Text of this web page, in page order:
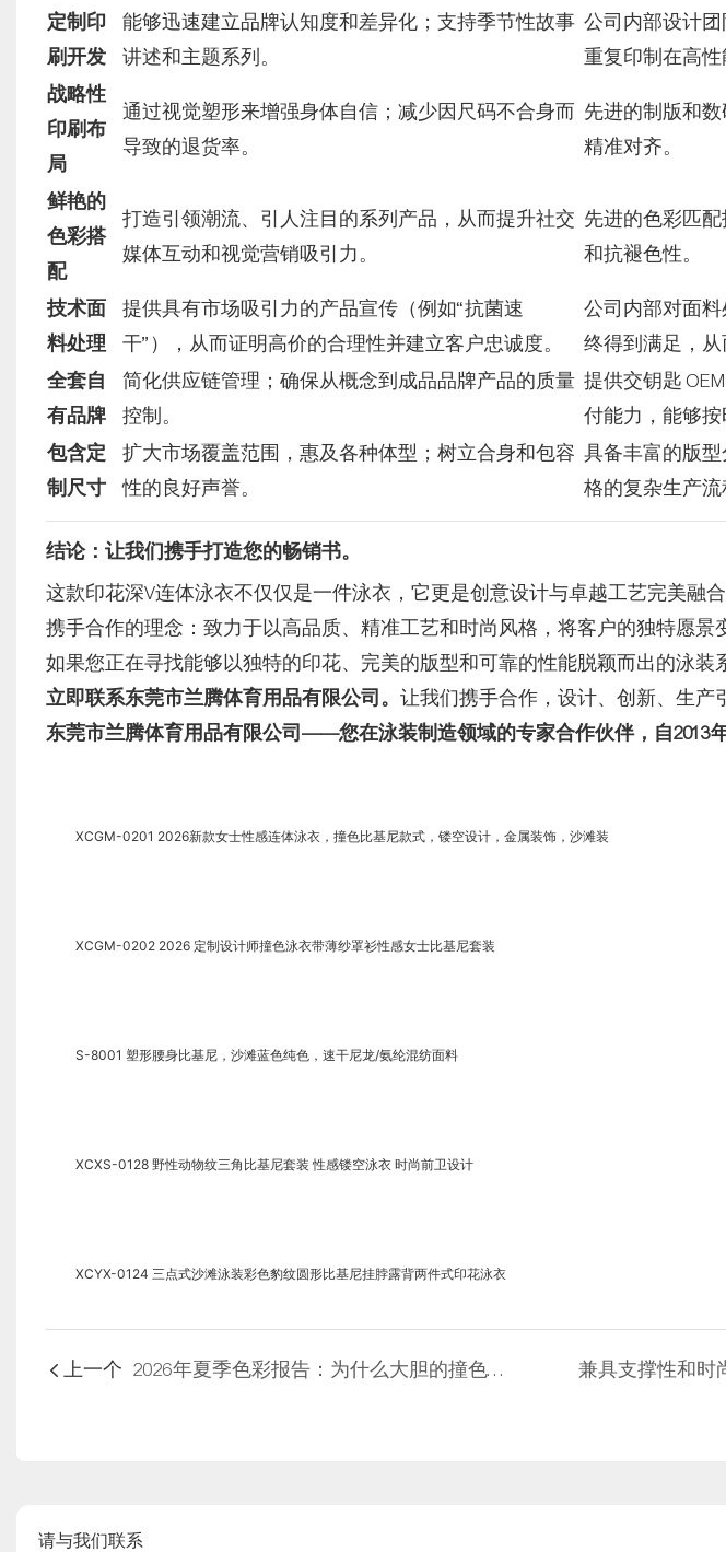
定制印
刷开发
能够迅速建立品牌认知度和差异化；支持季节性故事
讲述和主题系列。
公司内部设计
重复印制在高性
战略性
印刷布
局
通过视觉塑形来增强身体自信；减少因尺码不合身而
导致的退货率。
先进的制版和
精准对齐。
鲜艳的
色彩搭
配
打造引领潮流、引人注目的系列产品，从而提升社交
媒体互动和视觉营销吸引力。
先进的色彩匹
和抗褪色性。
技术面
料处理
提供具有市场吸引力的产品宣传（例如“抗菌速
干”），从而证明高价的合理性并建立客户忠诚度。
公司内部对面
终得到满足，从
全套自
有品牌
简化供应链管理；确保从概念到成品品牌产品的质量
控制。
提供交钥匙
付能力，能够按
包含定
制尺寸
扩大市场覆盖范围，惠及各种体型；树立合身和包容
性的良好声誉。
具备丰富的版
格的复杂生产流
结论：让我们携手打造您的畅销书。
这款印花深V连体泳衣不仅仅是一件泳衣，它更是创意设计与卓越工艺完美融
携手合作的理念：致力于以高品质、精准工艺和时尚风格，将客户的独特愿景
如果您正在寻找能够以独特的印花、完美的版型和可靠的性能脱颖而出的泳装
立即联系东莞市兰腾体育用品有限公司。 让我们携手合作，设计、创新、生产
东莞市兰腾体育用品有限公司——您在泳装制造领域的专家合作伙伴，自2013年
XCGM-0201 2026新款女士性感连体泳衣，撞色比基尼款式，镂空设计，金属装饰，沙滩装
XCGM-0202 2026 定制设计师撞色泳衣带薄纱罩衫性感女士比基尼套装
S-8001 塑形腰身比基尼，沙滩蓝色纯色，速干尼龙/氨纶混纺面料
XCXS-0128 野性动物纹三角比基尼套装 性感镂空泳衣 时尚前卫设计
XCYX-0124 三点式沙滩泳装彩色豹纹圆形比基尼挂脖露背两件式印花泳衣
上一个 2026年夏季色彩报告：为什么大胆的撞色搭配正在席卷海滩
请与我们联系